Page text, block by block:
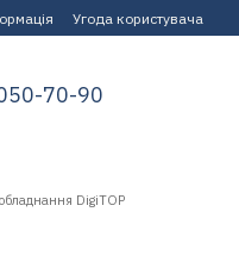
Угода користувача
70-90
DigiTOP